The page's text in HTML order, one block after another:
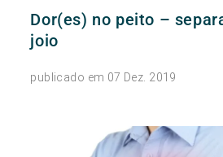
Dor(es) no peito –
joio
publicado em 07 Dez. 2019